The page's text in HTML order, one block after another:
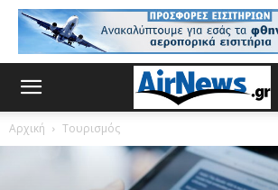
Αρχική Τουρισμός